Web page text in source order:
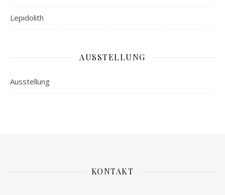
Lepidolith
AUSSTELLUNG
Ausstellung
KONTAKT